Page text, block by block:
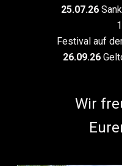
25.07.26
Festival auf
26.09.26
Wir